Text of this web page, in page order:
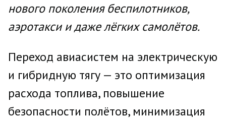
нового поколения беспилотников,
аэротакси и даже лёгких самолётов.
Переход авиасистем на электрическую
и гибридную тягу — это оптимизация
расхода топлива, повышение
безопасности полётов, минимизация